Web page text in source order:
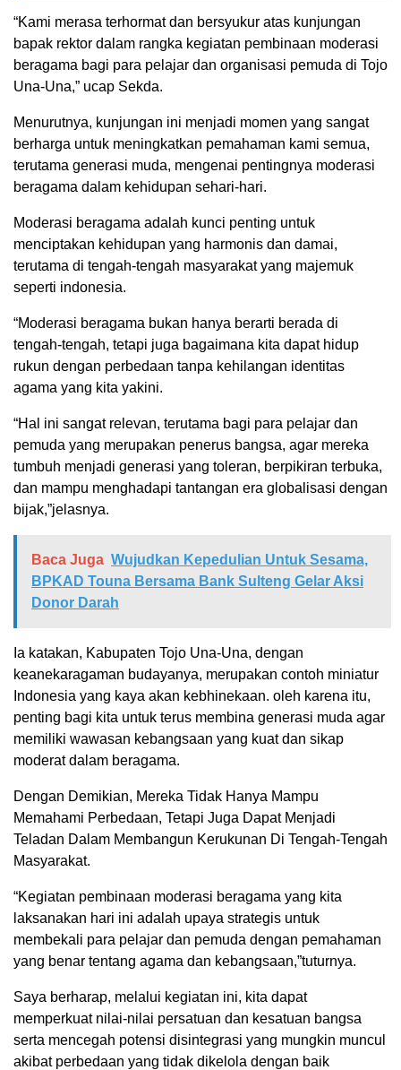
“Kami merasa terhormat dan bersyukur atas kunjungan
bapak rektor dalam rangka kegiatan pembinaan moderasi
beragama bagi para pelajar dan organisasi pemuda di Tojo
Una-Una,” ucap Sekda.
Menurutnya, kunjungan ini menjadi momen yang sangat
berharga untuk meningkatkan pemahaman kami semua,
terutama generasi muda, mengenai pentingnya moderasi
beragama dalam kehidupan sehari-hari.
Moderasi beragama adalah kunci penting untuk
menciptakan kehidupan yang harmonis dan damai,
terutama di tengah-tengah masyarakat yang majemuk
seperti indonesia.
“Moderasi beragama bukan hanya berarti berada di
tengah-tengah, tetapi juga bagaimana kita dapat hidup
rukun dengan perbedaan tanpa kehilangan identitas
agama yang kita yakini.
“Hal ini sangat relevan, terutama bagi para pelajar dan
pemuda yang merupakan penerus bangsa, agar mereka
tumbuh menjadi generasi yang toleran, berpikiran terbuka,
dan mampu menghadapi tantangan era globalisasi dengan
bijak,”jelasnya.
Baca Juga Wujudkan Kepedulian Untuk Sesama,
BPKAD Touna Bersama Bank Sulteng Gelar Aksi
Donor Darah
Ia katakan, Kabupaten Tojo Una-Una, dengan
keanekaragaman budayanya, merupakan contoh miniatur
Indonesia yang kaya akan kebhinekaan. oleh karena itu,
penting bagi kita untuk terus membina generasi muda agar
memiliki wawasan kebangsaan yang kuat dan sikap
moderat dalam beragama.
Dengan Demikian, Mereka Tidak Hanya Mampu
Memahami Perbedaan, Tetapi Juga Dapat Menjadi
Teladan Dalam Membangun Kerukunan Di Tengah-Tengah
Masyarakat.
“Kegiatan pembinaan moderasi beragama yang kita
laksanakan hari ini adalah upaya strategis untuk
membekali para pelajar dan pemuda dengan pemahaman
yang benar tentang agama dan kebangsaan,”tuturnya.
Saya berharap, melalui kegiatan ini, kita dapat
memperkuat nilai-nilai persatuan dan kesatuan bangsa
serta mencegah potensi disintegrasi yang mungkin muncul
akibat perbedaan yang tidak dikelola dengan baik